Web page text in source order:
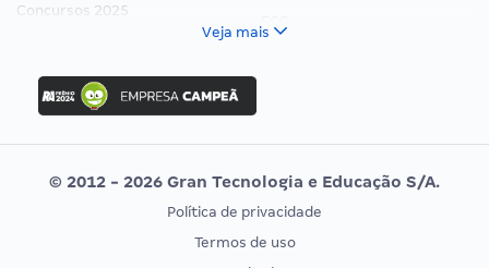
Concursos 2025
Concurso Nacional Unificado
Concurso Ibama
Concurso MPU
Editais publicados
Vunesp
CONCURSOS POR PROFISSÃO
EXAME DE ORDEM
Veja mais
© 2012 - 2026 Gran Tecnologia e Educação S/A.
Política de privacidade
Termos de uso